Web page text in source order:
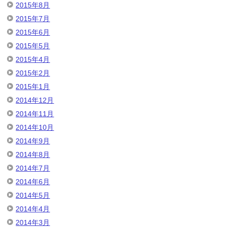
2015年8月
2015年7月
2015年6月
2015年5月
2015年4月
2015年2月
2015年1月
2014年12月
2014年11月
2014年10月
2014年9月
2014年8月
2014年7月
2014年6月
2014年5月
2014年4月
2014年3月